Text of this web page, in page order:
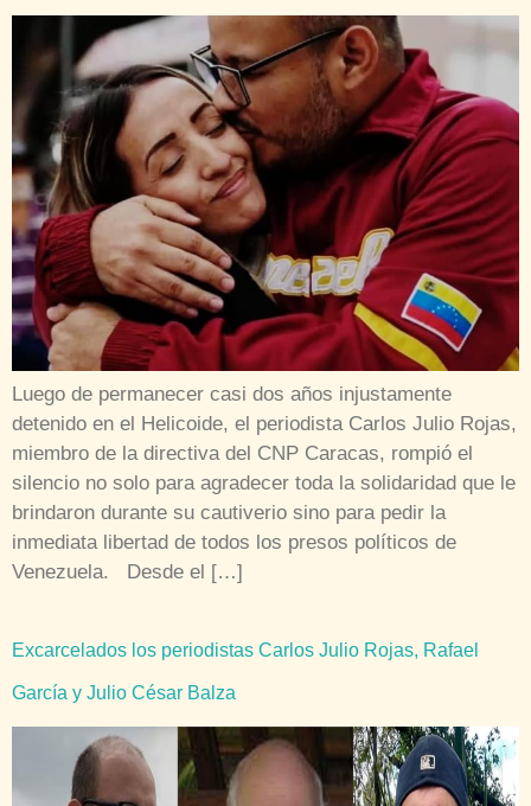
Luego de permanecer casi dos años injustamente
detenido en el Helicoide, el periodista Carlos Julio Rojas,
miembro de la directiva del CNP Caracas, rompió el
silencio no solo para agradecer toda la solidaridad que le
brindaron durante su cautiverio sino para pedir la
inmediata libertad de todos los presos políticos de
Venezuela. Desde el […]
Excarcelados los periodistas Carlos Julio Rojas, Rafael
García y Julio César Balza